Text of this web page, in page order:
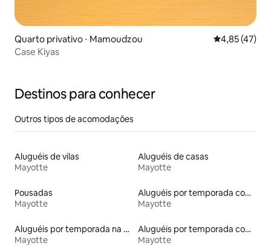
Quarto privativo ⋅ Mamoudzou 4,85 de uma
4,85 (47)
Case Kiyas
Destinos para conhecer
Outros tipos de acomodações
Aluguéis de vilas
Mayotte
Aluguéis de casas
Mayotte
Pousadas
Mayotte
Aluguéis por temporada com acesso à praia
Mayotte
Aluguéis por temporada na orla
Mayotte
Aluguéis por temporada com café da manhã
Mayotte